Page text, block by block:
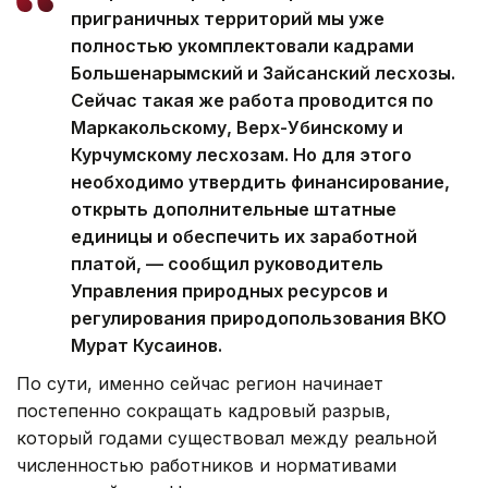
приграничных территорий мы уже
полностью укомплектовали кадрами
Большенарымский и Зайсанский лесхозы.
Сейчас такая же работа проводится по
Маркакольскому, Верх-Убинскому и
Курчумскому лесхозам. Но для этого
необходимо утвердить финансирование,
открыть дополнительные штатные
единицы и обеспечить их заработной
платой, — сообщил руководитель
Управления природных ресурсов и
регулирования природопользования ВКО
Мурат Кусаинов.
По сути, именно сейчас регион начинает
постепенно сокращать кадровый разрыв,
который годами существовал между реальной
численностью работников и нормативами